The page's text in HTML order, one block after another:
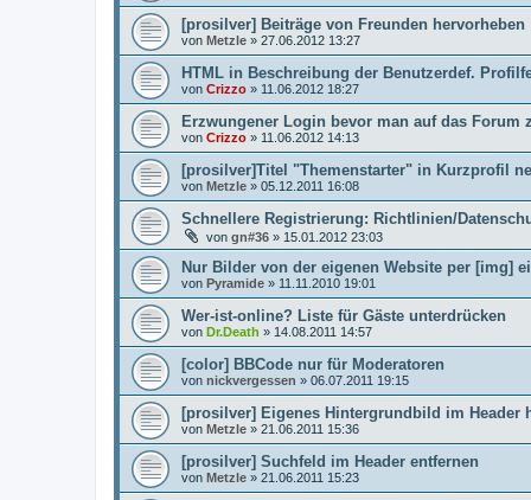
[prosilver] Beiträge von Freunden hervorheben
von Metzle » 27.06.2012 13:27
HTML in Beschreibung der Benutzerdef.
von Crizzo » 11.06.2012 18:27
Erzwungener Login bevor man auf das Forum
von Crizzo » 11.06.2012 14:13
[prosilver]Titel "Themenstarter" in Kurzprofil
von Metzle » 05.12.2011 16:08
Schnellere Registrierung: Richtlinien/
von gn#36 » 15.01.2012 23:03
Nur Bilder von der eigenen Website per [img]
von Pyramide » 11.11.2010 19:01
Wer-ist-online? Liste für Gäste unterdrücken
von Dr.Death » 14.08.2011 14:57
[color] BBCode nur für Moderatoren
von nickvergessen » 06.07.2011 19:15
[prosilver] Eigenes Hintergrundbild im Header
von Metzle » 21.06.2011 15:36
[prosilver] Suchfeld im Header entfernen
von Metzle » 21.06.2011 15:23